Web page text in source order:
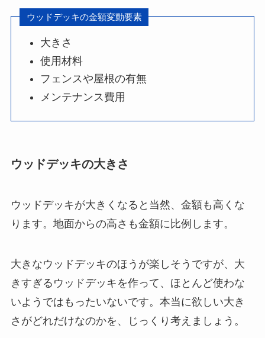
ウッドデッキの金額変動要素
大きさ
使用材料
フェンスや屋根の有無
メンテナンス費用
ウッドデッキの大きさ
ウッドデッキが大きくなると当然、金額も高くな
ります。地面からの高さも金額に比例します。
大きなウッドデッキのほうが楽しそうですが、大
きすぎるウッドデッキを作って、ほとんど使わな
いようではもったいないです。本当に欲しい大き
さがどれだけなのかを、じっくり考えましょう。